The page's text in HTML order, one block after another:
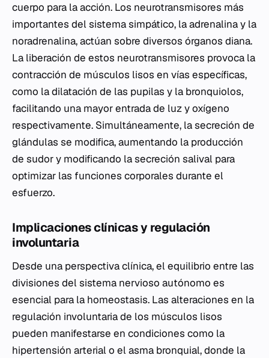
cuerpo para la acción. Los neurotransmisores más
importantes del sistema simpático, la adrenalina y la
noradrenalina, actúan sobre diversos órganos diana.
La liberación de estos neurotransmisores provoca la
contracción de músculos lisos en vías específicas,
como la dilatación de las pupilas y la bronquiolos,
facilitando una mayor entrada de luz y oxígeno
respectivamente. Simultáneamente, la secreción de
glándulas se modifica, aumentando la producción
de sudor y modificando la secreción salival para
optimizar las funciones corporales durante el
esfuerzo.
Implicaciones clínicas y regulación
involuntaria
Desde una perspectiva clínica, el equilibrio entre las
divisiones del sistema nervioso autónomo es
esencial para la homeostasis. Las alteraciones en la
regulación involuntaria de los músculos lisos
pueden manifestarse en condiciones como la
hipertensión arterial o el asma bronquial, donde la